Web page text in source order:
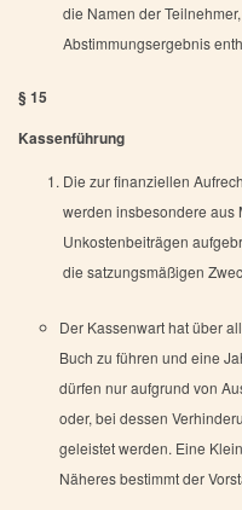
die Namen der
Abstimmungsergebnis
§ 15
Kassenführung
Die zur finanziellen
werden insbesondere aus
Unkostenbeiträgen
die satzungsmäßigen
Der Kassenwart hat über
Buch zu führen und eine
dürfen nur aufgrund von
oder, bei dessen
geleistet werden. Eine
Näheres bestimmt der